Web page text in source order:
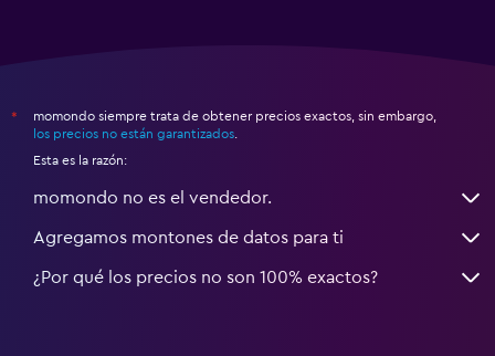
*
momondo siempre trata de obtener precios exactos, sin embargo,
los precios no están garantizados
Esta es la razón:
momondo no es el vendedor.
Agregamos montones de datos para ti
¿Por qué los precios no son 100% exactos?